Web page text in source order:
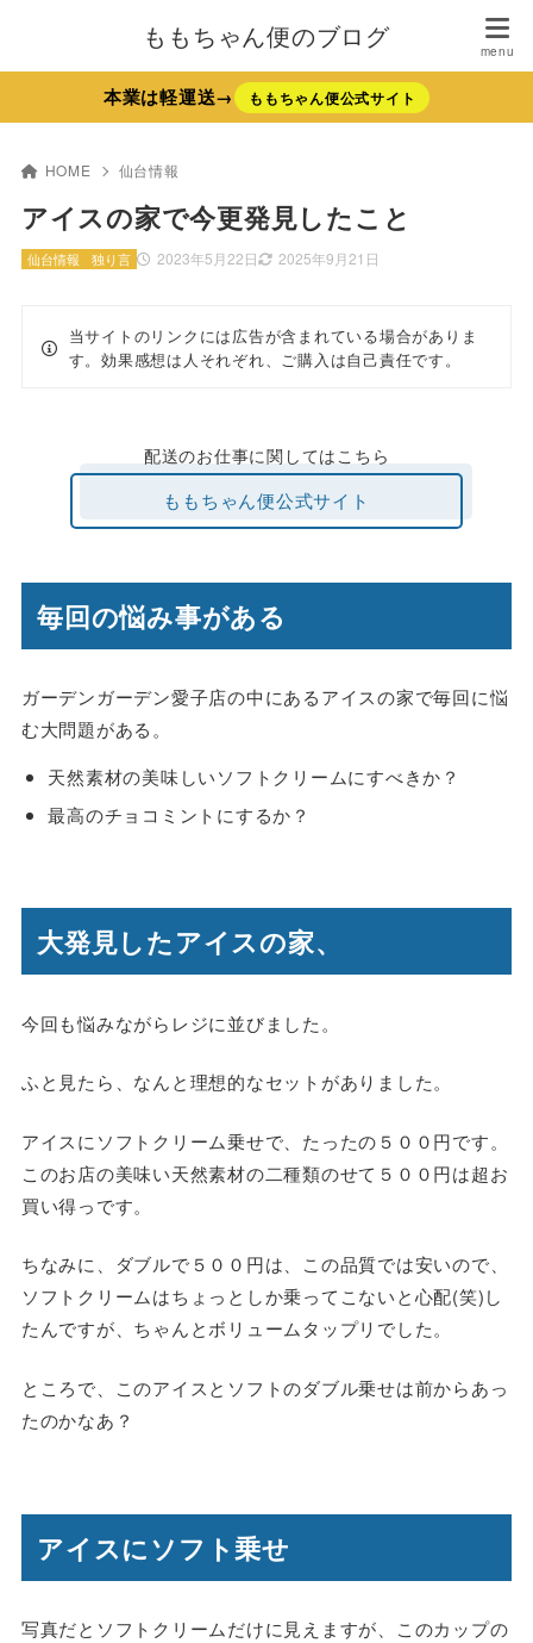
ももちゃん便のブログ
本業は軽運送→ ももちゃん便公式サイト
HOME 仙台情報
アイスの家で今更発見したこと
2023年5月22日 2025年9月21日
仙台情報 独り言
当サイトのリンクには広告が含まれている場合がありま
す。効果感想は人それぞれ、ご購入は自己責任です。
配送のお仕事に関してはこちら
ももちゃん便公式サイト
毎回の悩み事がある
ガーデンガーデン愛子店の中にあるアイスの家で毎回に悩
む大問題がある。
天然素材の美味しいソフトクリームにすべきか？
最高のチョコミントにするか？
大発見したアイスの家、
今回も悩みながらレジに並びました。
ふと見たら、なんと理想的なセットがありました。
アイスにソフトクリーム乗せで、たったの５００円です。
このお店の美味い天然素材の二種類のせて５００円は超お
買い得っです。
ちなみに、ダブルで５００円は、この品質では安いので、
ソフトクリームはちょっとしか乗ってこないと心配(笑)し
たんですが、ちゃんとボリュームタップリでした。
ところで、このアイスとソフトのダブル乗せは前からあっ
たのかなあ？
アイスにソフト乗せ
写真だとソフトクリームだけに見えますが、このカップの